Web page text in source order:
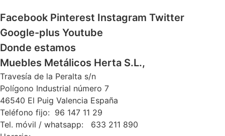
Facebook Pinterest Instagram Twitter
Google-plus Youtube
Donde estamos
Muebles Metálicos Herta S.L.,
Travesía de la Peralta s/n
Polígono Industrial número 7
46540 El Puig Valencia España
Teléfono fijo: 96 147 11 29
Tel. móvil / whatsapp: 633 211 890